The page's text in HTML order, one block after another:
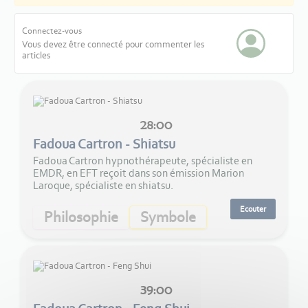
Connectez-vous
Vous devez être connecté pour commenter les
articles
28:00
Fadoua Cartron - Shiatsu
Fadoua Cartron hypnothérapeute, spécialiste en
EMDR, en EFT reçoit dans son émission Marion
Laroque, spécialiste en shiatsu.
Philosophie Symbole Ecouter
39:00